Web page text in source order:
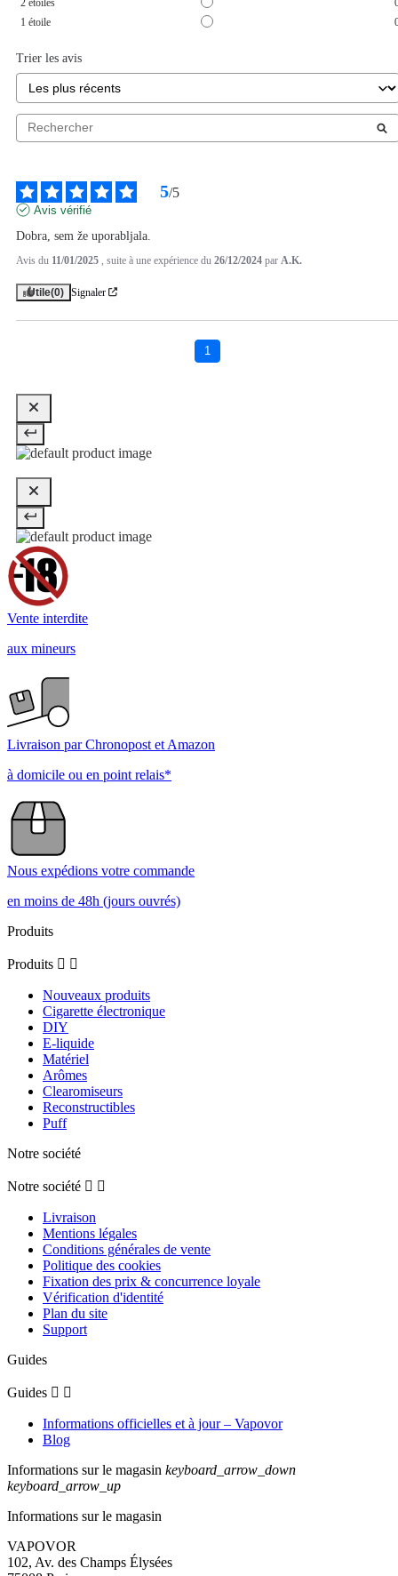
2 étoiles
1 étoile
Trier les avis
5/5
Avis vérifié
Dobra, sem že uporabljala.
Avis du 11/01/2025 , suite à une expérience du 26/12/2024 par A.K.
Utile(0) Signaler
1
Vente interdite
aux mineurs
Livraison par Chronopost et Amazon
à domicile ou en point relais*
Nous expédions votre commande
en moins de 48h (jours ouvrés)
Produits
Produits  
Nouveaux produits
Cigarette électronique
DIY
E-liquide
Matériel
Arômes
Clearomiseurs
Reconstructibles
Puff
Notre société
Notre société  
Livraison
Mentions légales
Conditions générales de vente
Politique des cookies
Fixation des prix & concurrence loyale
Vérification d'identité
Plan du site
Support
Guides
Guides  
Informations officielles et à jour – Vapovor
Blog
Informations sur le magasin keyboard_arrow_down
keyboard_arrow_up
Informations sur le magasin
VAPOVOR
102, Av. des Champs Élysées